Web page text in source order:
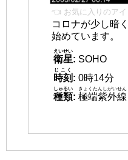
👈 お気に入りのアイ
コロナが少し暗
始めています。
衛星
えいせい
: SOHO
時刻
じこく
: 0時14分
種類
しゅるい
: 極端紫外線
きょくたんしがいせん